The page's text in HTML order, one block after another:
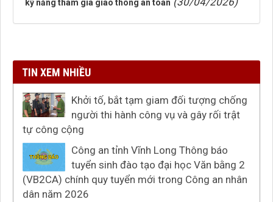
kỹ năng tham gia giao thông an toàn
TIN XEM NHIỀU
Khởi tố, bắt tạm giam đối tượng chống
người thi hành công vụ và gây rối trật
tự công cộng
Công an tỉnh Vĩnh Long Thông báo
tuyển sinh đào tạo đại học Văn bằng 2
(VB2CA) chính quy tuyển mới trong Công an nhân
dân năm 2026